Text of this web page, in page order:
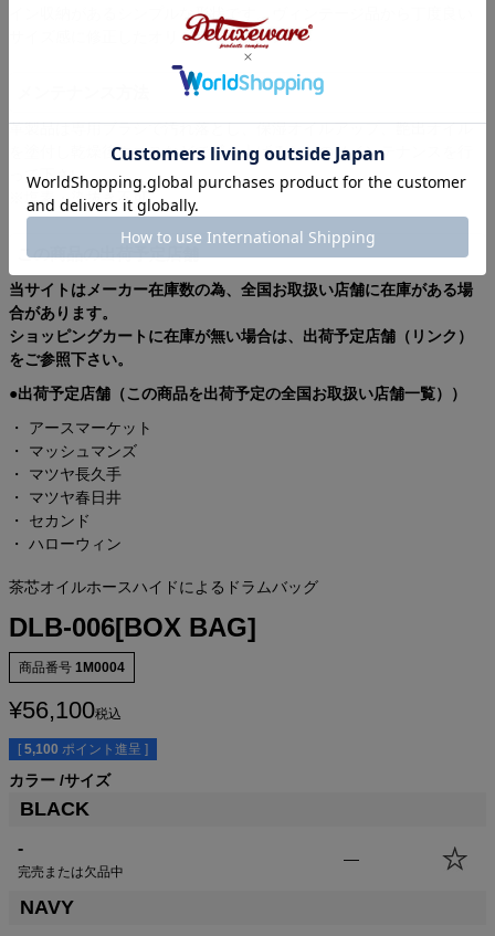
イン収納があるシンプルな形状です。ヴィンテージ品から丁度良い
サイズ感に修正したオリジナルパターン。
革製品は専用ブラシで汚れ落とし、保湿オイルアップ、艶出オイル
を塗付し乾燥後ウエスなどで拭き上げるなどのメインテナンスを行
って下さい。
※塩素・染抜き不可
この商品の出荷予定店舗
当サイトはメーカー在庫数の為、全国お取扱い店舗に在庫がある場
合があります。
ショッピングカートに在庫が無い場合は、出荷予定店舗（リンク）
をご参照下さい。
●出荷予定店舗（この商品を出荷予定の全国お取扱い店舗一覧））
・ アースマーケット
・ マッシュマンズ
・ マツヤ長久手
・ マツヤ春日井
・ セカンド
・ ハローウィン
茶芯オイルホースハイドによるドラムバッグ
DLB-006[BOX BAG]
商品番号 1M0004
¥56,100税込
[ 5,100 ポイント進呈 ]
カラー サイズ
BLACK
-
完売または欠品中
—
NAVY